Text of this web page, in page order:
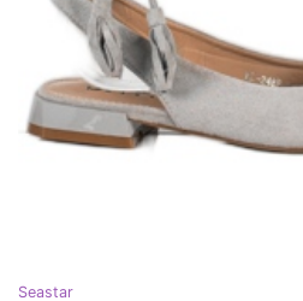
Seastar